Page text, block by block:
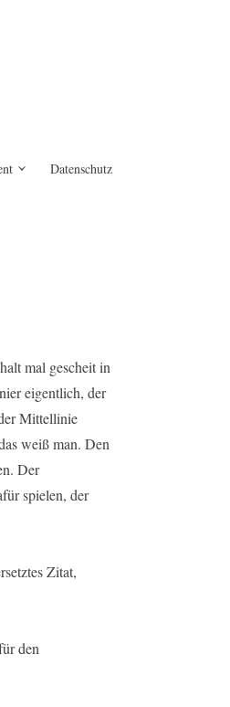
Datenschutz
mal gescheit in
eigentlich, der
Mittellinie
weiß man. Den
Der
spielen, der
Zitat,
den